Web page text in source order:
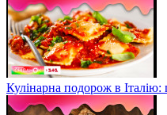
Кулінарна подорож в Італію: